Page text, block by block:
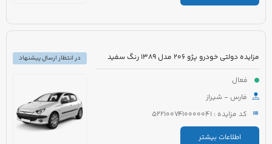
مزایده دولتی خودرو پژو 206 مدل 1389 رنگ سفید
فعال
فارس - شیراز
کد مزایده : 5221007410000041
اطلاعات بیشتر
در انتظار ارسال پیشنهاد